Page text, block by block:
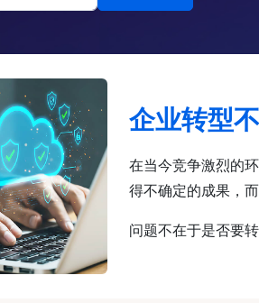
企业转型
在当今竞争激烈的
得不确定的成果，
问题不在于是否要